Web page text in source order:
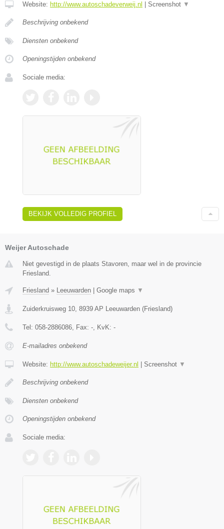
Website: http://www.autoschadeverweij.nl Screenshot ▼
Beschrijving onbekend
Diensten onbekend
Openingstijden onbekend
Sociale media:
BEKIJK VOLLEDIG PROFIEL
Weijer Autoschade
Niet gevestigd in de plaats Stavoren, maar wel in de provincie
Friesland.
Friesland » Leeuwarden | Google maps ▼
Zuiderkruisweg 10 8939 AP Leeuwarden (Friesland)
Tel: 058-2886086 , Fax: - , KvK: -
E-mailadres onbekend
Website: http://www.autoschadeweijer.nl | Screenshot ▼
Beschrijving onbekend
Diensten onbekend
Openingstijden onbekend
Sociale media: